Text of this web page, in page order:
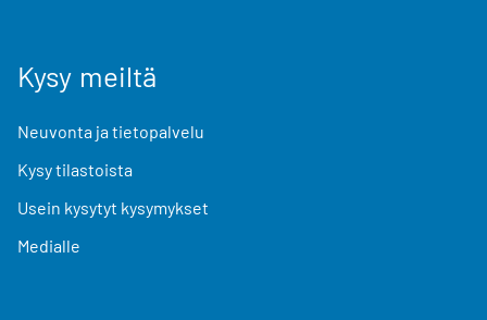
Kysy meiltä
Neuvonta ja tietopalvelu
Kysy tilastoista
Usein kysytyt kysymykset
Medialle